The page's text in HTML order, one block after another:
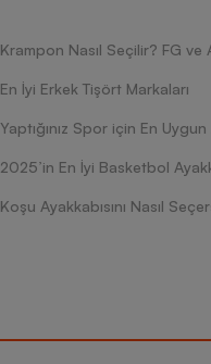
En İyi Erkek Tişört Markaları
Yaptığınız Spor için En
2025’in En İyi Basketbol
Koşu Ayakkabısını Nasıl